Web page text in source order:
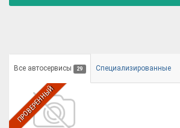
Все автосервисы 29 Специализированные
ПРОВЕРЕННЫЙ